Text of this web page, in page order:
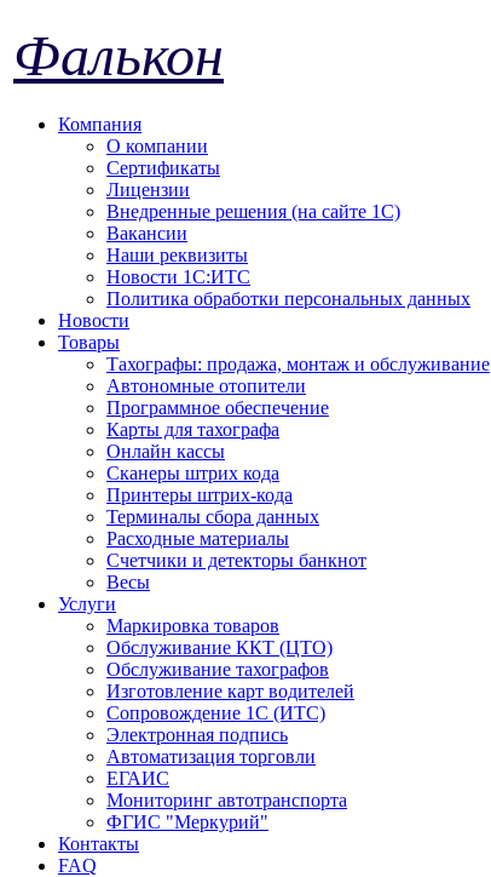
Фалькон
Компания
О компании
Сертификаты
Лицензии
Внедренные решения (на сайте 1С)
Вакансии
Наши реквизиты
Новости 1С:ИТС
Политика обработки персональных данных
Новости
Товары
Тахографы: продажа, монтаж и обслуживание
Автономные отопители
Программное обеспечение
Карты для тахографа
Онлайн кассы
Сканеры штрих кода
Принтеры штрих-кода
Терминалы сбора данных
Расходные материалы
Счетчики и детекторы банкнот
Весы
Услуги
Маркировка товаров
Обслуживание ККТ (ЦТО)
Обслуживание тахографов
Изготовление карт водителей
Сопровождение 1С (ИТС)
Электронная подпись
Автоматизация торговли
ЕГАИС
Мониторинг автотранспорта
ФГИС "Меркурий"
Контакты
FAQ